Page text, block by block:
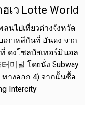
เว Lotte World
นไปเที่ยวต่างจังหวัด
กาหลีกันที่ อันดง จาก
ดงโซลบัสเทอร์มินอล
터미널 โดยนั่ง Subway
ทางออก 4) จากนั้นซื้อ
Intercity